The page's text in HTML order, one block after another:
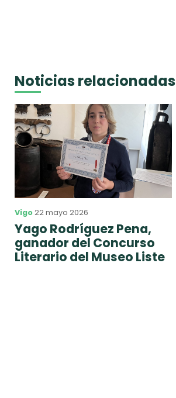
Noticias relacionadas
Vigo22 mayo 2026
Yago Rodríguez Pena,
ganador del Concurso
Literario del Museo Liste